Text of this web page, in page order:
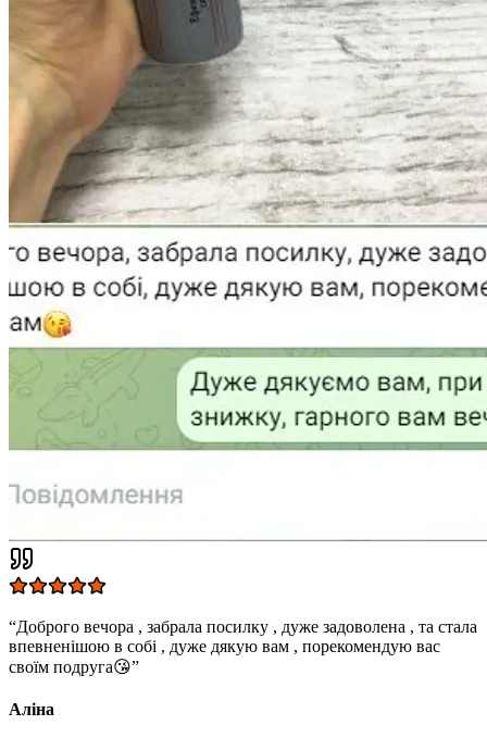
“Добрий ранок, звичайно . Дуже задоволений товаром, не
довга доставка та гарне обслуговування дякую, що тепер по
вулиці можу ходити спокійно)
Юрій